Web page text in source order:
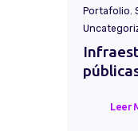
Portafolio,
Leer